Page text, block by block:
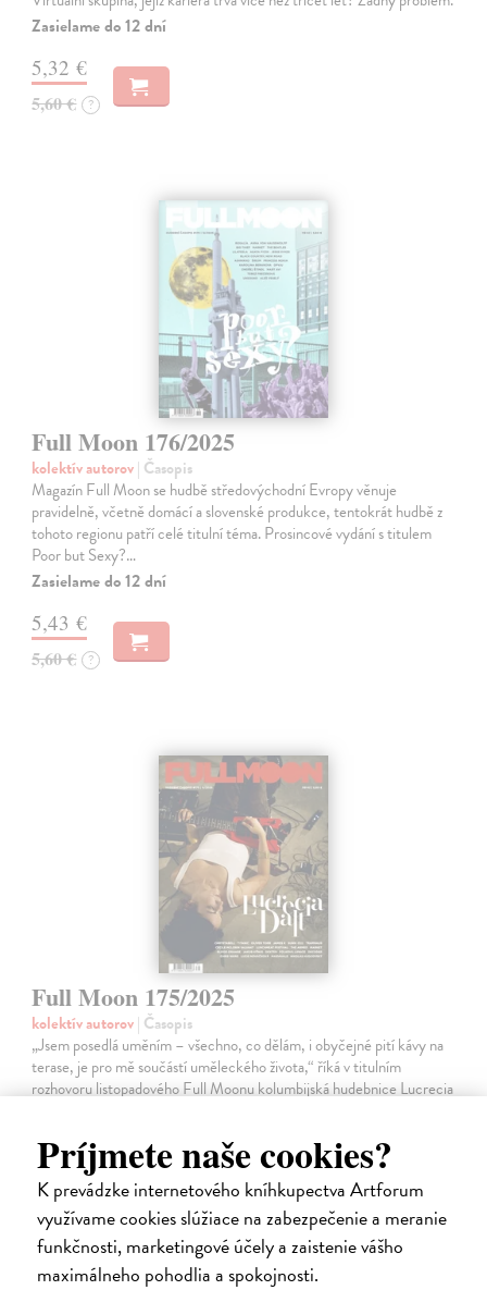
Príjmete naše cookies?
K prevádzke internetového kníhkupectva Artforum
využívame cookies slúžiace na zabezpečenie a meranie
funkčnosti, marketingové účely a zaistenie vášho
maximálneho pohodlia a spokojnosti.
Zasielame do 12 dní
5,32 €
5,60 € ?
Full Moon 176/2025
kolektív autorov| Časopis
Magazín Full Moon se hudbě středovýchodní Evropy věnuje
pravidelně, včetně domácí a slovenské produkce, tentokrát hudbě z
tohoto regionu patří celé titulní téma. Prosincové vydání s titulem
Poor but Sexy?…
Zasielame do 12 dní
5,43 €
5,60 € ?
Full Moon 175/2025
kolektív autorov| Časopis
„Jsem posedlá uměním – všechno, co dělám, i obyčejné pití kávy na
terase, je pro mě součástí uměleckého života,“ říká v titulním
rozhovoru listopadového Full Moonu kolumbijská hudebnice Lucrecia
Zasielame do 12 dní
5,43 €
5,60 € ?